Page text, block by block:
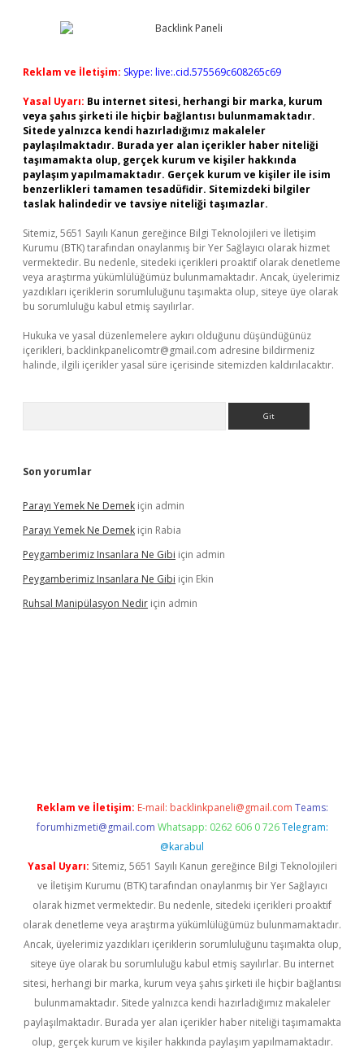
Reklam ve İletişim: Skype: live:.cid.575569c608265c69
Yasal Uyarı: Bu internet sitesi, herhangi bir marka, kurum
veya şahıs şirketi ile hiçbir bağlantısı bulunmamaktadır.
Sitede yalnızca kendi hazırladığımız makaleler
paylaşılmaktadır. Burada yer alan içerikler haber niteliği
taşımamakta olup, gerçek kurum ve kişiler hakkında
paylaşım yapılmamaktadır. Gerçek kurum ve kişiler ile isim
benzerlikleri tamamen tesadüfidir. Sitemizdeki bilgiler
taslak halindedir ve tavsiye niteliği taşımazlar.
Sitemiz, 5651 Sayılı Kanun gereğince Bilgi Teknolojileri ve İletişim
Kurumu (BTK) tarafından onaylanmış bir Yer Sağlayıcı olarak hizmet
vermektedir. Bu nedenle, sitedeki içerikleri proaktif olarak denetleme
veya araştırma yükümlülüğümüz bulunmamaktadır. Ancak, üyelerimiz
yazdıkları içeriklerin sorumluluğunu taşımakta olup, siteye üye olarak
bu sorumluluğu kabul etmiş sayılırlar.
Hukuka ve yasal düzenlemelere aykırı olduğunu düşündüğünüz
içerikleri, backlinkpanelicomtr@gmail.com adresine bildirmeniz
halinde, ilgili içerikler yasal süre içerisinde sitemizden kaldırılacaktır.
Son yorumlar
Parayı Yemek Ne Demek için admin
Parayı Yemek Ne Demek için Rabia
Peygamberimiz Insanlara Ne Gibi için admin
Peygamberimiz Insanlara Ne Gibi için Ekin
Ruhsal Manipülasyon Nedir için admin
Reklam ve İletişim: E-mail: backlinkpaneli@gmail.com Teams:
forumhizmeti@gmail.com Whatsapp: 0262 606 0 726 Telegram:
@karabul
Yasal Uyarı: Sitemiz, 5651 Sayılı Kanun gereğince Bilgi Teknolojileri
ve İletişim Kurumu (BTK) tarafından onaylanmış bir Yer Sağlayıcı
olarak hizmet vermektedir. Bu nedenle, sitedeki içerikleri proaktif
olarak denetleme veya araştırma yükümlülüğümüz bulunmamaktadır.
Ancak, üyelerimiz yazdıkları içeriklerin sorumluluğunu taşımakta olup,
siteye üye olarak bu sorumluluğu kabul etmiş sayılırlar. Bu internet
sitesi, herhangi bir marka, kurum veya şahıs şirketi ile hiçbir bağlantısı
bulunmamaktadır. Sitede yalnızca kendi hazırladığımız makaleler
paylaşılmaktadır. Burada yer alan içerikler haber niteliği taşımamakta
olup, gerçek kurum ve kişiler hakkında paylaşım yapılmamaktadır.